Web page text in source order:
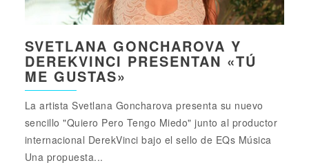
SVETLANA GONCHAROVA Y
DEREKVINCI PRESENTAN «TÚ
ME GUSTAS»
La artista Svetlana Goncharova presenta su nuevo
sencillo "Quiero Pero Tengo Miedo" junto al productor
internacional DerekVinci bajo el sello de EQs Música
Una propuesta...